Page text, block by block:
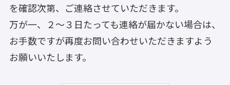
を確認次第、ご連絡させていただきます。
万が一、２～３日たっても連絡が届かない場合は、
お手数ですが再度お問い合わせいただきますよう
お願いいたします。